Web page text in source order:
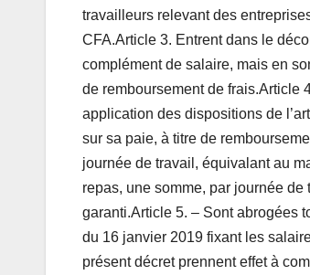
travailleurs relevant des
CFA.Article 3. Entrent dans le
complément de salaire, mais en
de remboursement de frais.Article
application des dispositions de
sur sa paie, à titre de
journée de travail, équivalant au
repas, une somme, par journée
garanti.Article 5. – Sont abrogées
du 16 janvier 2019 fixant les
présent décret prennent effet à